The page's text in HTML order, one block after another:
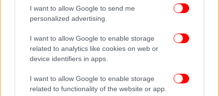
I want to allow Google to send me
personalized advertising.
I want to allow Google to enable storage
related to analytics like cookies on web or
device identifiers in apps.
I want to allow Google to enable storage
related to functionality of the website or app.
πρωθυπουργός